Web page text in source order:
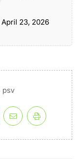
April 23, 2026
psv